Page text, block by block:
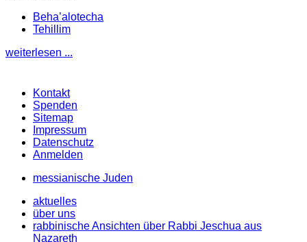
Beha’alotecha
Tehillim
weiterlesen ...
Kontakt
Spenden
Sitemap
Impressum
Datenschutz
Anmelden
messianische Juden
aktuelles
über uns
rabbinische Ansichten über Rabbi Jeschua aus
Nazareth